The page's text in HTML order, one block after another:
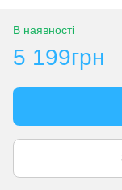
В наявності
5 199грн